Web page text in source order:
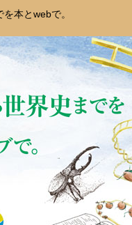
本とwebで。